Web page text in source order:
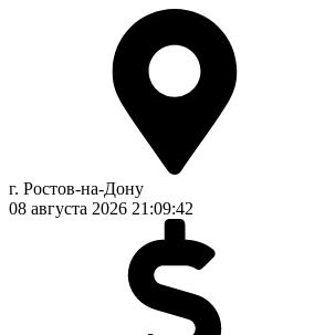
г. Ростов-на-Дону
08 августа 2026 21:09:42